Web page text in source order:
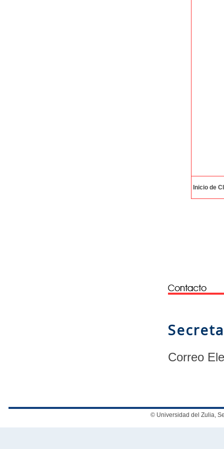
Inicio de
Correo
© Universidad del Zulia,